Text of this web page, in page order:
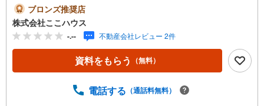
る利便性を備えた住まい「今すぐ見てみたい！」という方
も大歓迎です♪ 気になる物件は、当日のお問い合わせでも
ご案内できます！お気軽にご連絡ください。＝＝＝＝＝＝
＝＝＝＝＝＝＝＝＝＝＝＝＝＝＝＝＝＝＝＝＝＝＝＝＝＝
＝【営業時間 9:00-20:00】定休日:年中無休上記時間はお電
話が繋がりやすくなっております。ぜひお気軽にご連絡下
（無料）」ボタンよりご希望の日時をご記入いただけます
ブロンズ推奨店
株式会社ここハウス
-.-- 不動産会社レビュー 2件
資料をもらう （無料）
電話する （通話料無料）